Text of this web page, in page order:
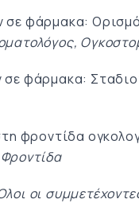
φάρμακα:
φάρμακα:
φροντίδα
οι